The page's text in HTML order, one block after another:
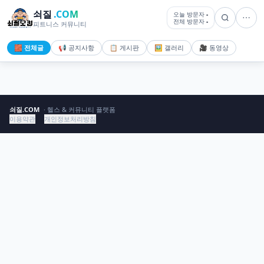
쇠질 .COM
피트니스 커뮤니티
오늘 방문자 -
전체 방문자 -
🧱 전체글 📢 공지사항 📋 게시판 🖼️ 갤러리 🎥 동영상
쇠질.COM · 헬스 & 커뮤니티 플랫폼
이용약관
개인정보처리방침